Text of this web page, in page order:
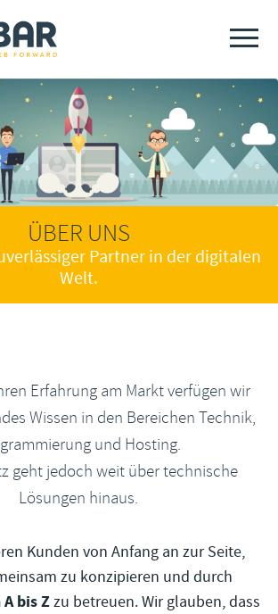
ÜBER UNS
Partner in der digitalen
Welt.
Erfahrung am Markt verfügen wir
Wissen in den Bereichen Technik,
und Hosting.
geht jedoch weit über technische
Lösungen hinaus.
Kunden von Anfang an zur Seite,
zu konzipieren und durch
bis Zzu betreuen. Wir glauben, dass